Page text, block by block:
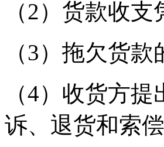
（2）货款收支
（3）拖欠货款
（4）收货方
诉、退货和索